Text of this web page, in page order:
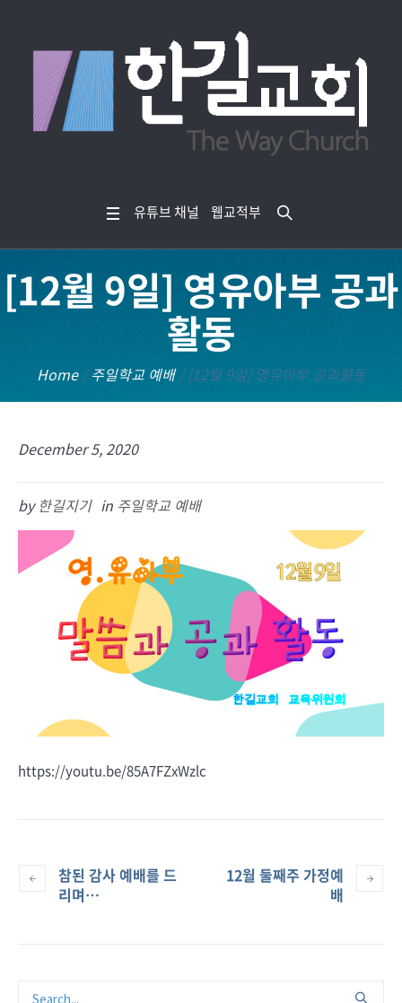
유튜브 채널 웹교적부
[12월 9일] 영유아부 공과
활동
Home /주일학교 예배 /[12월 9일] 영유아부 공과활동
December 5, 2020
by 한길지기 in 주일학교 예배
https://youtu.be/85A7FZxWzlc
참된 감사 예배를 드
리며…
12월 둘째주 가정예
배